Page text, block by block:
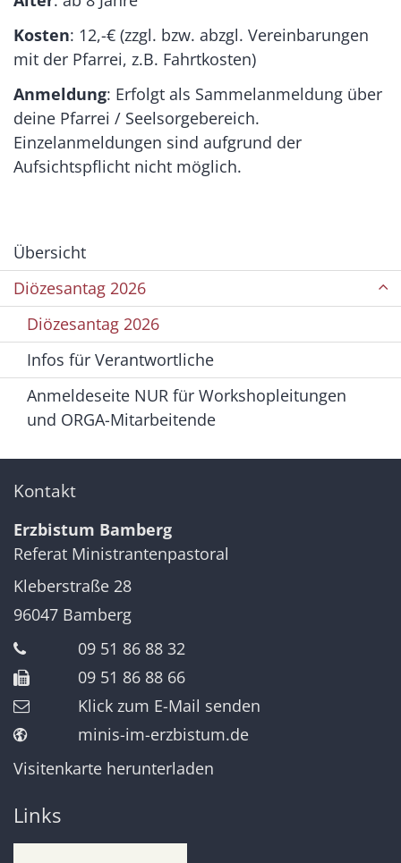
Kosten: 12,-€ (zzgl. bzw. abzgl. Vereinbarungen
mit der Pfarrei, z.B. Fahrtkosten)
Anmeldung: Erfolgt als Sammelanmeldung über
deine Pfarrei / Seelsorgebereich.
Einzelanmeldungen sind aufgrund der
Aufsichtspflicht nicht möglich.
Übersicht
Diözesantag 2026
Diözesantag 2026
Infos für Verantwortliche
Anmeldeseite NUR für Workshopleitungen
und ORGA-Mitarbeitende
Kontakt
Erzbistum Bamberg
Referat Ministrantenpastoral
Kleberstraße 28
96047 Bamberg
09 51 86 88 32
09 51 86 88 66
Klick zum E-Mail senden
minis-im-erzbistum.de
Visitenkarte herunterladen
Links